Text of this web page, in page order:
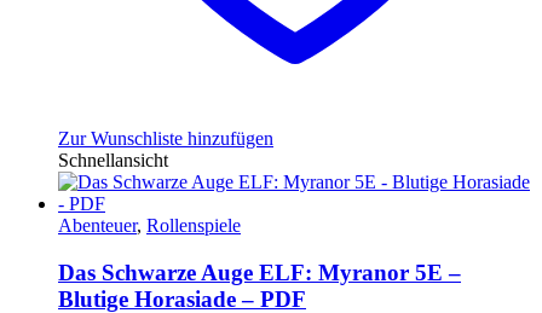
Zur Wunschliste hinzufügen
Schnellansicht
Abenteuer, Rollenspiele
Das Schwarze Auge ELF: Myranor 5E –
Blutige Horasiade – PDF